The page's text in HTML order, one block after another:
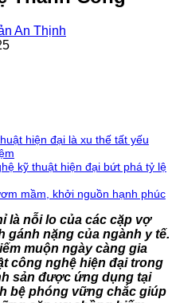
An Thịnh
hiện đại là xu thế tất yếu
kỹ thuật hiện đại bứt phá tỷ lệ
mầm, khởi nguồn hạnh phúc
là nỗi lo của các cặp vợ
gánh nặng của ngành y tế.
muộn ngày càng gia
công nghệ hiện đại trong
sản được ứng dụng tại
bệ phóng vững chắc giúp